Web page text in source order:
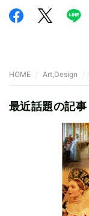
HOME Art,Design
最近話題の記事